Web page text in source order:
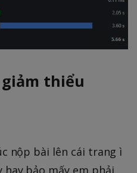
thiểu
nộp bài lên cái trang ì
bảo mấy em phải